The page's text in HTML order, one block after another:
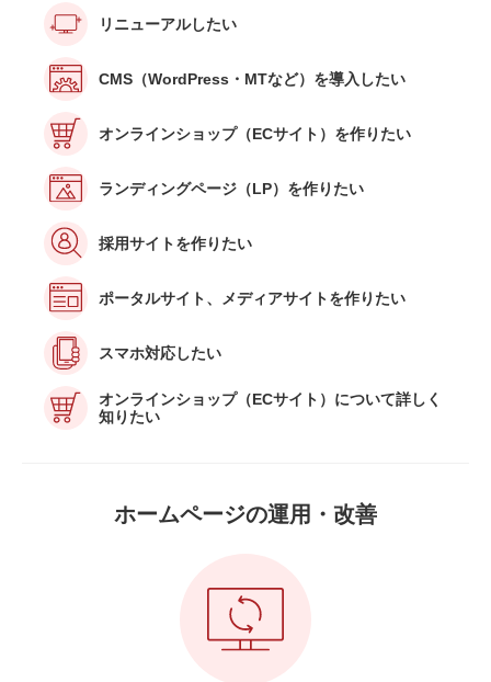
リニューアルしたい
CMS（WordPress・MTなど）を導入したい
オンラインショップ（ECサイト）を作りたい
ランディングページ（LP）を作りたい
採用サイトを作りたい
ポータルサイト、メディアサイトを作りたい
スマホ対応したい
オンラインショップ（ECサイト）について詳しく
知りたい
ホームページの運用・改善